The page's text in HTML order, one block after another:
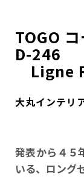
TOGO
D-246
Ligne
大丸インテリ
発表から４５
いる、ロング